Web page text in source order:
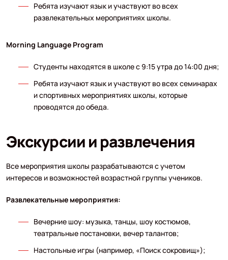
Ребята изучают язык и участвуют во всех
развлекательных мероприятиях школы.
Morning Language Program
Студенты находятся в школе с 9:15 утра до 14:00 дня;
Ребята изучают язык и участвуют во всех семинарах
и спортивных мероприятиях школы, которые
проводятся до обеда.
Экскурсии и развлечения
Все мероприятия школы разрабатываются с учетом
интересов и возможностей возрастной группы учеников.
Развлекательные мероприятия:
Вечерние шоу: музыка, танцы, шоу костюмов,
театральные постановки, вечер талантов;
Настольные игры (например, «Поиск сокровищ»);